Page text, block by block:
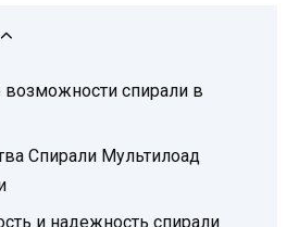
спирали в
Спирали Мультилоад
и надежность спирали